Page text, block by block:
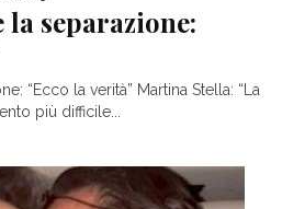
separazione:
“Ecco la verità” Martina Stella: “La
più difficile...